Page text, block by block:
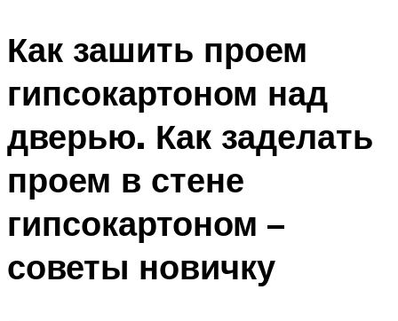
Как зашить проем
гипсокартоном над
дверью. Как заделать
проем в стене
гипсокартоном –
советы новичку